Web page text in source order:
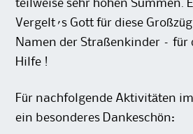
teilweise sehr hohen Summen.
Vergelt´s Gott für diese
Namen der Straßenkinder – für
Hilfe !
Für nachfolgende Aktivitäten im
ein besonderes Dankeschön: